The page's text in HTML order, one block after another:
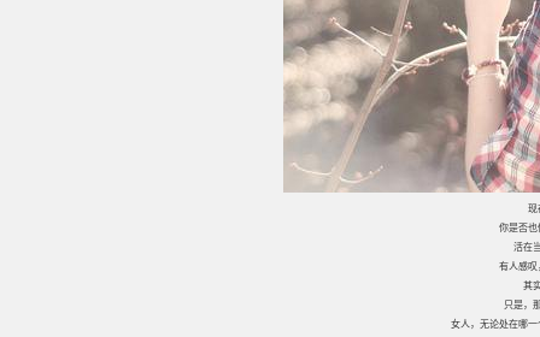
现
你是否也
活在
有人感叹
其
只是，
女人，无论处在哪